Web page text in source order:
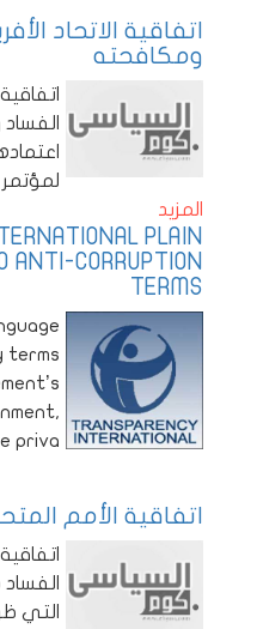
اتفاقية الاتحاد
ومكافحته
لمؤتمر
المزيد
PLAIN
ANTI-CORRUPTION
TERMS
terms
priva
اتفاقية الأمم
التي